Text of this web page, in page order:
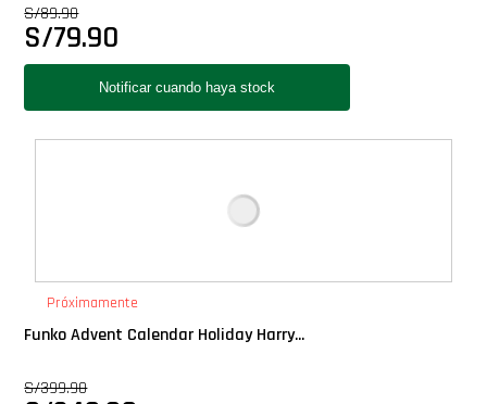
S/89.90
S/79.90
Próximamente
Funko Advent Calendar Holiday Harry...
S/399.90